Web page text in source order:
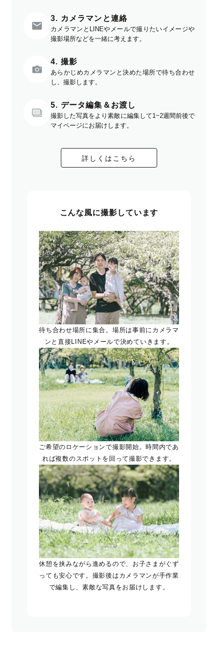
3. カメラマンと連絡
カメラマンとLINEやメールで撮りたいイメージや
撮影場所などを一緒に考えます。
4. 撮影
あらかじめカメラマンと決めた場所で待ち合わせ
し、撮影します。
5. データ編集＆お渡し
撮影した写真をより素敵に編集して1~2週間前後で
マイページにお届けします。
詳しくはこちら
こんな風に撮影しています
待ち合わせ場所に集合。場所は事前にカメラマ
ンと直接LINEやメールで決めていきます。
ご希望のロケーションで撮影開始。時間内であ
れば複数のスポットを回って撮影できます。
休憩を挟みながら進めるので、お子さまがぐず
っても安心です。撮影後はカメラマンが手作業
で編集し、素敵な写真をお届けします。